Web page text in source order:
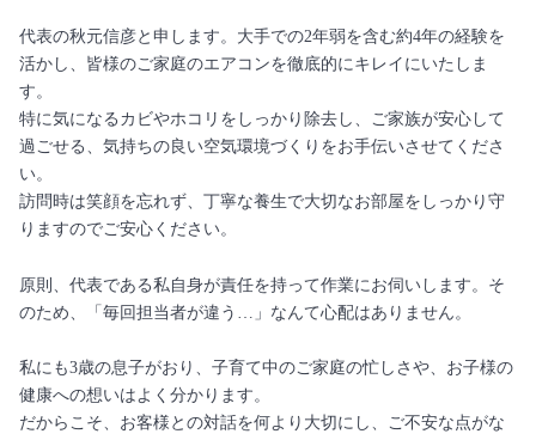
代表の秋元信彦と申します。大手での2年弱を含む約4年の経験を
活かし、皆様のご家庭のエアコンを徹底的にキレイにいたしま
す。
特に気になるカビやホコリをしっかり除去し、ご家族が安心して
過ごせる、気持ちの良い空気環境づくりをお手伝いさせてくださ
い。
訪問時は笑顔を忘れず、丁寧な養生で大切なお部屋をしっかり守
りますのでご安心ください。
原則、代表である私自身が責任を持って作業にお伺いします。そ
のため、「毎回担当者が違う…」なんて心配はありません。
私にも3歳の息子がおり、子育て中のご家庭の忙しさや、お子様の
健康への想いはよく分かります。
だからこそ、お客様との対話を何より大切にし、ご不安な点がな